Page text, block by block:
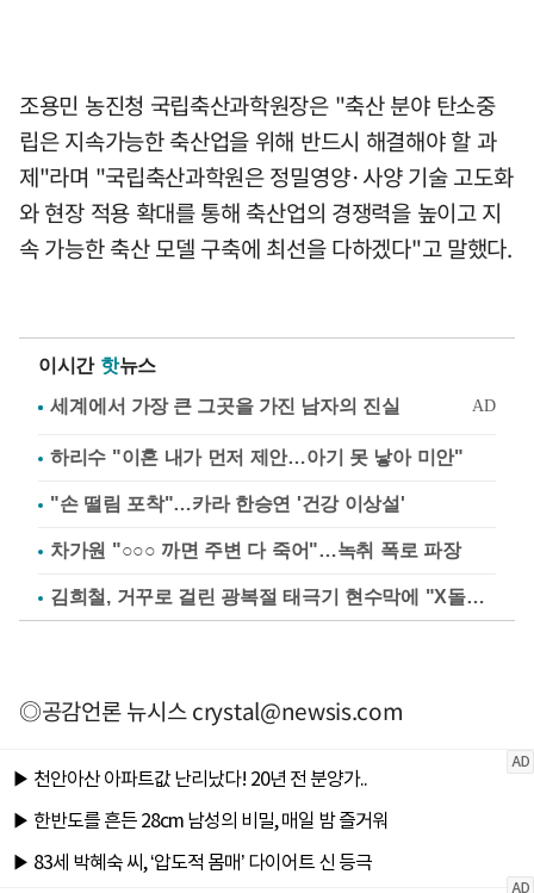
조용민 농진청 국립축산과학원장은 "축산 분야 탄소중
립은 지속가능한 축산업을 위해 반드시 해결해야 할 과
제"라며 "국립축산과학원은 정밀영양·사양 기술 고도화
와 현장 적용 확대를 통해 축산업의 경쟁력을 높이고 지
속 가능한 축산 모델 구축에 최선을 다하겠다"고 말했다.
이시간 핫뉴스
하리수 "이혼 내가 먼저 제안…아기 못 낳아 미안"
"손 떨림 포착"…카라 한승연 '건강 이상설'
차가원 "○○○ 까면 주변 다 죽어"…녹취 폭로 파장
김희철, 거꾸로 걸린 광복절 태극기 현수막에 "X돌았네"
◎공감언론 뉴시스crystal@newsis.com